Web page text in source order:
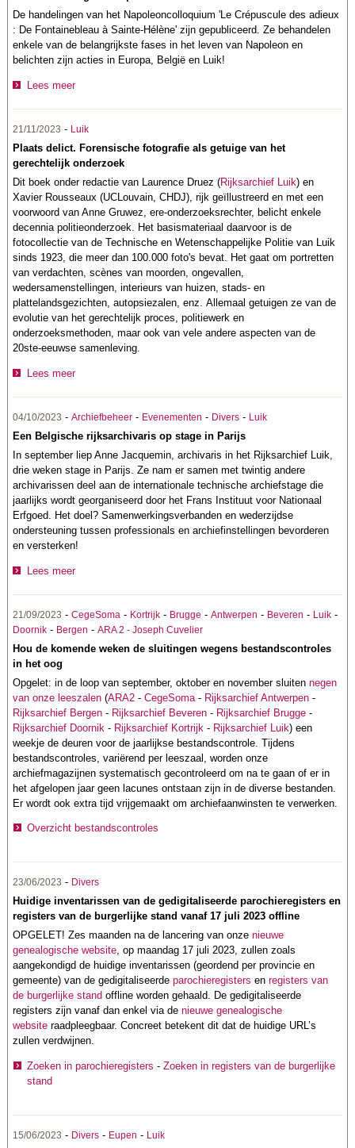
De handelingen van het Napoleoncolloquium 'Le Crépuscule des adieux
: De Fontainebleau à Sainte-Hélène' zijn gepubliceerd. Ze behandelen
enkele van de belangrijkste fases in het leven van Napoleon en
belichten zijn acties in Europa, België en Luik!
Lees meer
21/11/2023 - Luik
Plaats delict. Forensische fotografie als getuige van het
gerechtelijk onderzoek
Dit boek onder redactie van Laurence Druez (Rijksarchief Luik) en
Xavier Rousseaux (UCLouvain, CHDJ), rijk geïllustreerd en met een
voorwoord van Anne Gruwez, ere-onderzoeksrechter, belicht enkele
decennia politieonderzoek. Het basismateriaal daarvoor is de
fotocollectie van de Technische en Wetenschappelijke Politie van Luik
sinds 1923, die meer dan 100.000 foto's bevat. Het gaat om portretten
van verdachten, scènes van moorden, ongevallen,
wedersamenstellingen, interieurs van huizen, stads- en
plattelandsgezichten, autopsiezalen, enz. Allemaal getuigen ze van de
evolutie van het gerechtelijk proces, politiewerk en
onderzoeksmethoden, maar ook van vele andere aspecten van de
20ste-eeuwse samenleving.
Lees meer
04/10/2023 -Archiefbeheer - Evenementen - Divers - Luik
Een Belgische rijksarchivaris op stage in Parijs
In september liep Anne Jacquemin, archivaris in het Rijksarchief Luik,
drie weken stage in Parijs. Ze nam er samen met twintig andere
archivarissen deel aan de internationale technische archiefstage die
jaarlijks wordt georganiseerd door het Frans Instituut voor Nationaal
Erfgoed. Het doel? Samenwerkingsverbanden en wederzijdse
ondersteuning tussen professionals en archiefinstellingen bevorderen
en versterken!
Lees meer
21/09/2023 -CegeSoma - Kortrijk - Brugge -Antwerpen - Beveren - Luik -
Doornik - Bergen -ARA 2 - Joseph Cuvelier
Hou de komende weken de sluitingen wegens bestandscontroles
in het oog
Opgelet: in de loop van september, oktober en november sluitennegen
van onze leeszalen (ARA2 -CegeSoma - Rijksarchief Antwerpen -
Rijksarchief Bergen - Rijksarchief Beveren - Rijksarchief Brugge -
Rijksarchief Doornik - Rijksarchief Kortrijk - Rijksarchief Luik) een
weekje de deuren voor de jaarlijkse bestandscontrole.Tijdens
bestandscontroles, variërend per leeszaal, worden onze
archiefmagazijnen systematisch gecontroleerd om na te gaan of er in
het afgelopen jaar geen lacunes ontstaan zijn in de diverse bestanden.
Er wordt ook extra tijd vrijgemaakt om archiefaanwinsten te verwerken.
Overzicht bestandscontroles
23/06/2023 - Divers
Huidige inventarissen van de gedigitaliseerde parochieregisters en
registers van de burgerlijke stand vanaf 17 juli 2023 offline
OPGELET! Zes maanden na de lancering van onzenieuwe
genealogische website, op maandag 17 juli 2023, zullen zoals
aangekondigd de huidige inventarissen (geordend per provincie en
gemeente) van de gedigitaliseerdeparochieregisters enregisters van
de burgerlijke stand offline worden gehaald. De gedigitaliseerde
registers zijn vanaf dan enkel via denieuwe genealogische
website raadpleegbaar. Concreet betekent dit dat de huidige URL’s
zullen verdwijnen.
Zoeken in parochieregisters -Zoeken in registers van de burgerlijke
stand
15/06/2023 - Divers - Eupen - Luik